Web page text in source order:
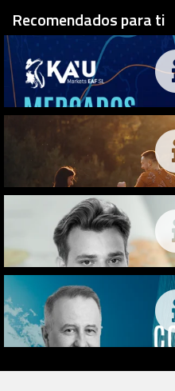
Recomendados para ti